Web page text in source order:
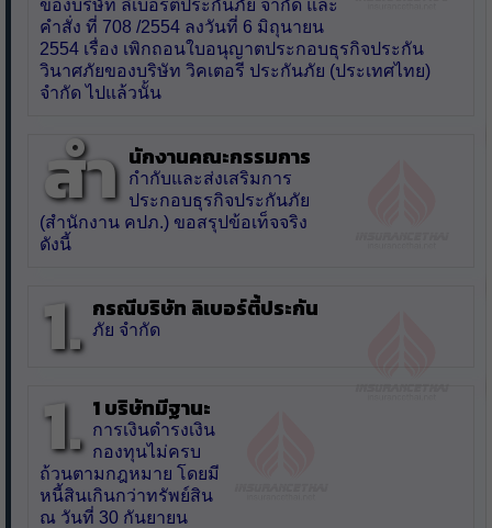
ของบริษัท ลิเบอร์ตี้ประกันภัย จำกัด และ
คำสั่ง ที่ 708 /2554 ลงวันที่ 6 มิถุนายน
2554 เรื่อง เพิกถอนใบอนุญาตประกอบธุรกิจประกัน
วินาศภัยของบริษัท วิคเตอรี ประกันภัย (ประเทศไทย)
จำกัด ไปแล้วนั้น
สำ นักงานคณะกรรมการ
กำกับและส่งเสริมการ
ประกอบธุรกิจประกันภัย
(สำนักงาน คปภ.) ขอสรุปข้อเท็จจริง
ดังนี้
1. กรณีบริษัท ลิเบอร์ตี้ประกัน
ภัย จำกัด
1. 1 บริษัทมีฐานะ
การเงินดำรงเงิน
กองทุนไม่ครบ
ถ้วนตามกฎหมาย โดยมี
หนี้สินเกินกว่าทรัพย์สิน
ณ วันที่ 30 กันยายน